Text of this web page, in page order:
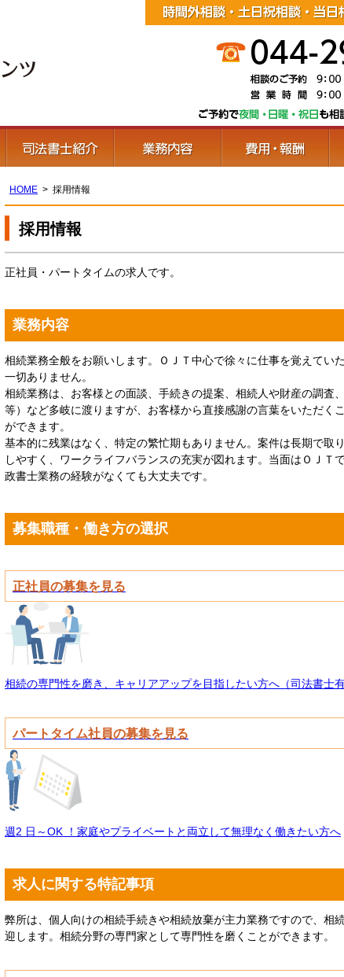
HOME 採用情報
採用情報
正社員・パートタイムの求人です。
業務内容
相続業務全般をお願いします。ＯＪＴ中心で徐々に仕事を覚えてい
一切ありません。
相続業務は、お客様との面談、手続きの提案、相続人や財産の調査
等）など多岐に渡りますが、お客様から直接感謝の言葉をいただく
ができます。
基本的に残業はなく、特定の繁忙期もありません。案件は長期で取
しやすく、ワークライフバランスの充実が図れます。当面はＯＪＴ
政書士業務の経験がなくても大丈夫です。
募集職種・働き方の選択
正社員の募集を見る
相続の専門性を磨き、キャリアアップを目指したい方へ（司法書士
パートタイム社員の募集を見る
週2 日～OK ！家庭やプライベートと両立して無理なく働きたい方へ
求人に関する特記事項
弊所は、個人向けの相続手続きや相続放棄が主力業務ですので、相
迎します。相続分野の専門家として専門性を磨くことができます。